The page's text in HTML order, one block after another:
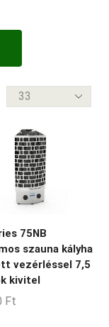
termék
75NB
szauna kályha
vezérléssel 7,5
kivitel
Ft